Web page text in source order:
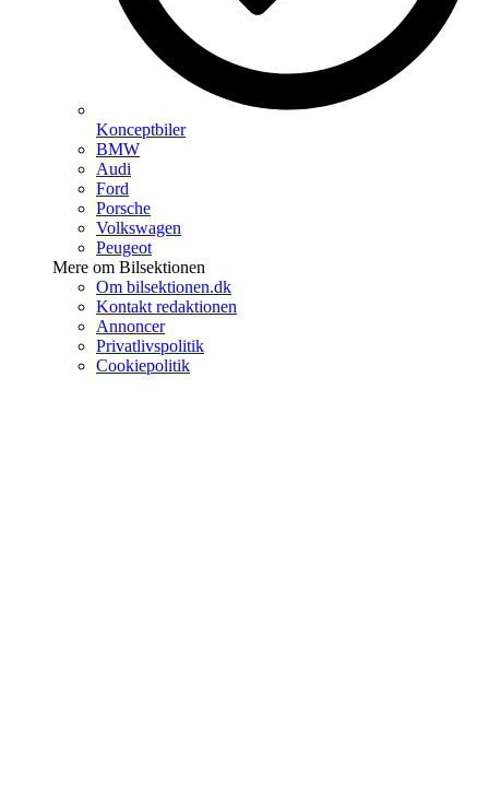
Konceptbiler
BMW
Audi
Ford
Porsche
Volkswagen
Peugeot
Mere om Bilsektionen
Om bilsektionen.dk
Kontakt redaktionen
Annoncer
Privatlivspolitik
Cookiepolitik